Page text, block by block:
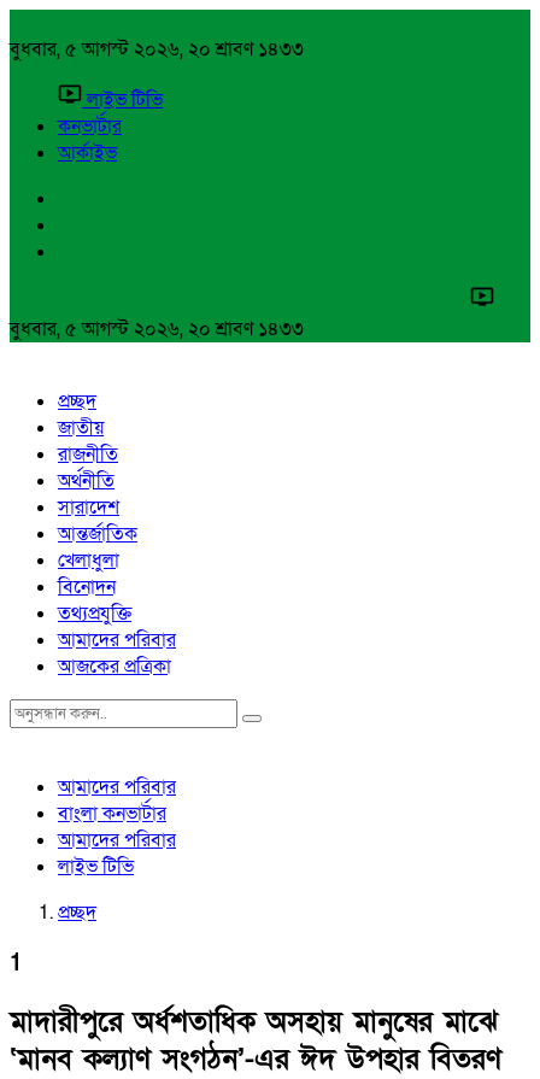
বুধবার, ৫ আগস্ট ২০২৬, ২০ শ্রাবণ ১৪৩৩
লাইভ টিভি
কনভার্টার
আর্কাইভ
বুধবার, ৫ আগস্ট ২০২৬, ২০ শ্রাবণ ১৪৩৩
প্রচ্ছদ
জাতীয়
রাজনীতি
অর্থনীতি
সারাদেশ
আন্তর্জাতিক
খেলাধুলা
বিনোদন
তথ্যপ্রযুক্তি
আমাদের পরিবার
আজকের প্রত্রিকা
আমাদের পরিবার
বাংলা কনভার্টার
আমাদের পরিবার
লাইভ টিভি
প্রচ্ছদ
1
মাদারীপুরে অর্ধশতাধিক অসহায় মানুষের মাঝে
‘মানব কল্যাণ সংগঠন’-এর ঈদ উপহার বিতরণ